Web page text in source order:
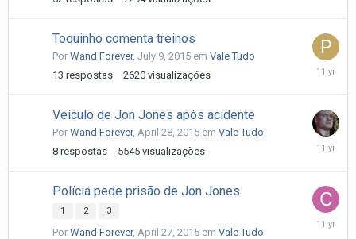
Toquinho comenta treinos
Por Wand Forever, July 9, 2015 em Vale Tudo
13 respostas 2620 visualizações
July
Veículo de Jon Jones após acidente
Por Wand Forever, April 28, 2015 em Vale Tudo
8 respostas 5545 visualizações
April
Polícia pede prisão de Jon Jones
1 2 3
Por Wand Forever, April 27, 2015 em Vale Tudo
April